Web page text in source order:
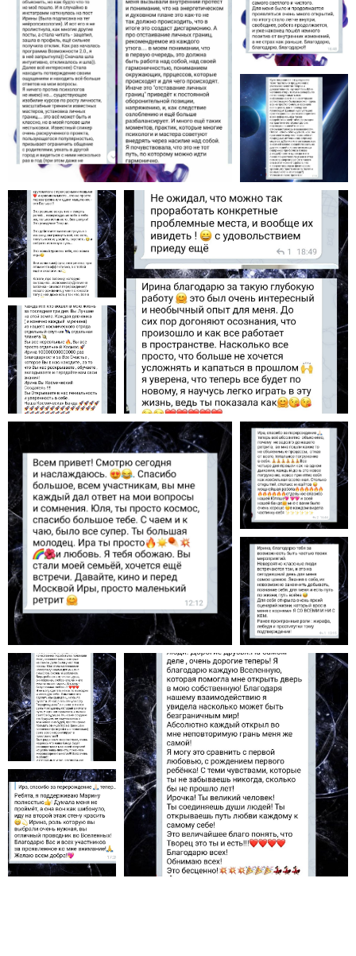
ИП Фойда Ирина Владимировна
ИНН 253606922461
ОГРНИП 322253600008124
e-mail: rasumblog@bk.ru
2026. Все права защищены
Энергетический
интеллект
Согласие на обработку персональных данных
Политика обработки персональных данных
Публичная Оферта
Лицензия
Сведения об образовательной организации
ЗАДАТЬ ВОПРОС
Лицензия Л035−1 298−77−1 229 652
от 31.05.2024 выданная Департаментом
образования и науки города Москвы